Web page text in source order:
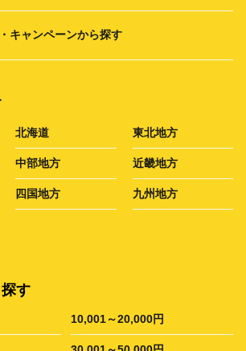
キャンペーンから探す
北海道 東北地方
中部地方 近畿地方
四国地方 九州地方
す
10,001～20,000円